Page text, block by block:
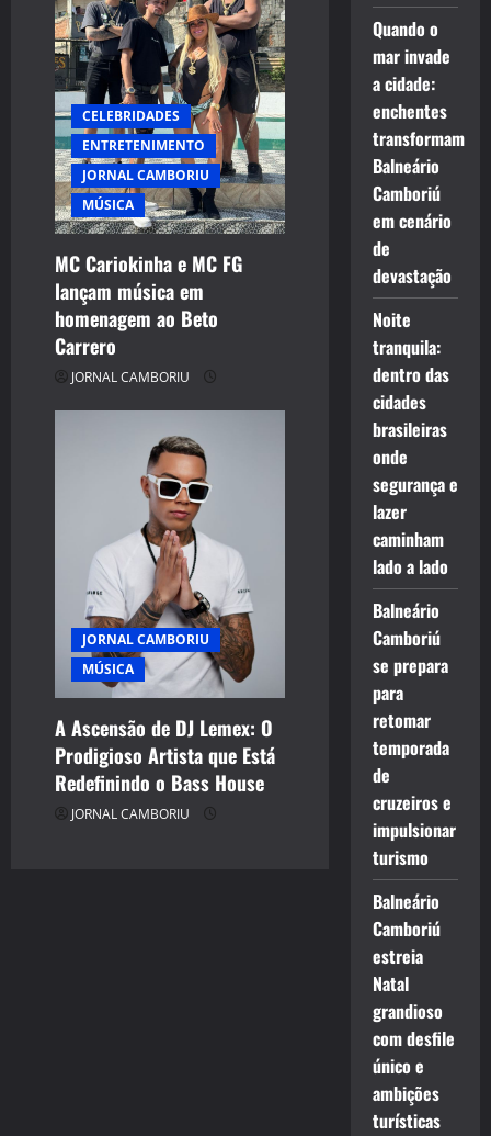
CELEBRIDADES
ENTRETENIMENTO
JORNAL CAMBORIU
MÚSICA
MC Cariokinha e MC FG
lançam música em
homenagem ao Beto
Carrero
JORNAL CAMBORIU
JORNAL CAMBORIU
MÚSICA
A Ascensão de DJ Lemex: O
Prodigioso Artista que Está
Redefinindo o Bass House
JORNAL CAMBORIU
Quando o
mar invade
a cidade:
enchentes
transformam
Balneário
Camboriú
em cenário
de
devastação
Noite
tranquila:
dentro das
cidades
brasileiras
onde
segurança e
lazer
caminham
lado a lado
Balneário
Camboriú
se prepara
para
retomar
temporada
de
cruzeiros e
impulsionar
turismo
Balneário
Camboriú
estreia
Natal
grandioso
com desfile
único e
ambições
turísticas